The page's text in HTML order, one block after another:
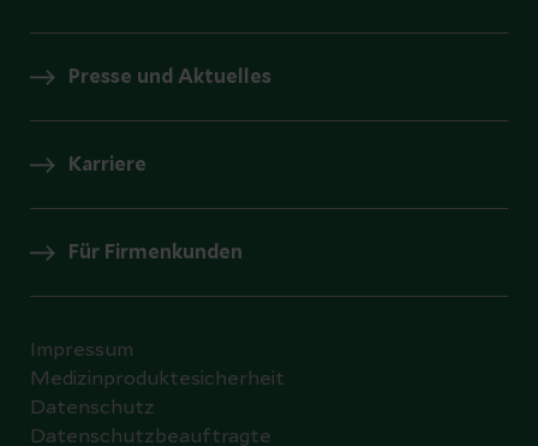
Presse und Aktuelles
Karriere
Für Firmenkunden
Impressum
Medizinproduktesicherheit
Datenschutz
Datenschutzbeauftragte